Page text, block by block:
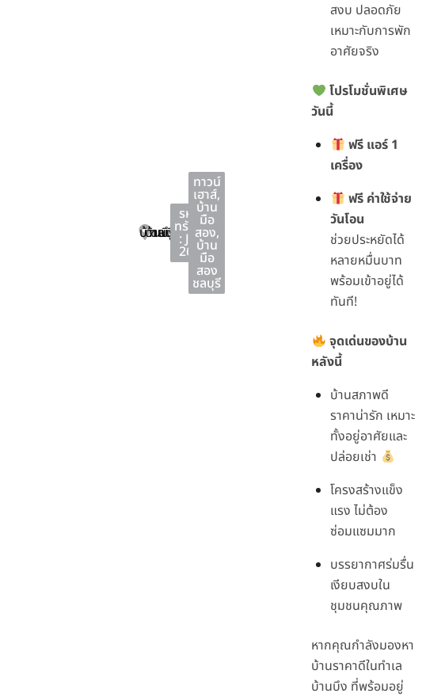
บ้านบึง
บ้านบึง
ชลบุรี
รหัส
ทรัพย์
: JS-
267
ทาวน์
เฮาส์,
บ้าน
มือ
สอง,
บ้าน
มือ
สอง
ชลบุรี
สงบ ปลอดภัย
เหมาะกับการพัก
อาศัยจริง
โปรโมชั่นพิเศษ
วันนี้
ฟรี แอร์ 1
เครื่อง
ฟรี ค่าใช้จ่าย
วันโอน
ช่วยประหยัดได้
หลายหมื่นบาท
พร้อมเข้าอยู่ได้
ทันที!
จุดเด่นของบ้าน
หลังนี้
บ้านสภาพดี
ราคาน่ารัก เหมาะ
ทั้งอยู่อาศัยและ
ปล่อยเช่า
โครงสร้างแข็ง
แรง ไม่ต้อง
ซ่อมแซมมาก
บรรยากาศร่มรื่น
เงียบสงบใน
ชุมชนคุณภาพ
หากคุณกำลังมองหา
บ้านราคาดีในทำเล
บ้านบึง ที่พร้อมอยู่